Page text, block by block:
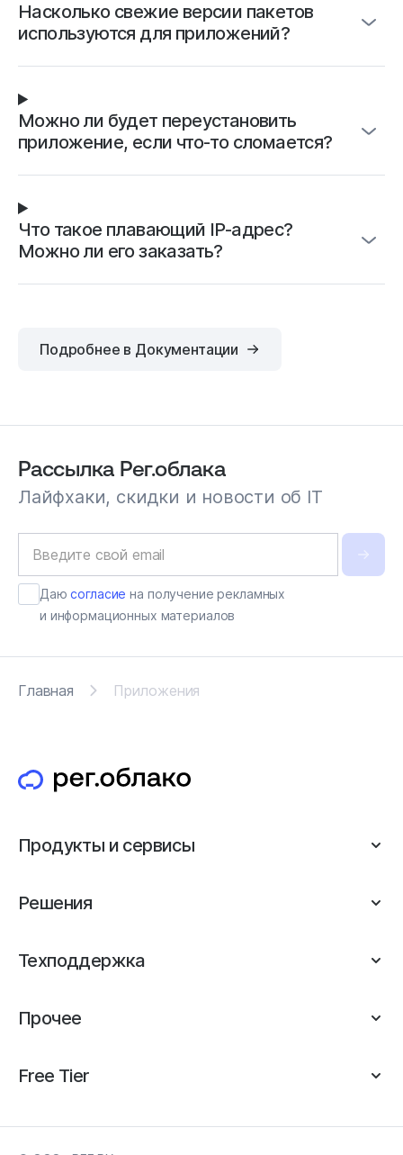
Насколько свежие версии пакетов
используются для приложений?
Можно ли будет переустановить
приложение, если что-то сломается?
Что такое плавающий IP-адрес?
Можно ли его заказать?
Подробнее в Документации
Рассылка Рег.облака
Лайфхаки, скидки и новости об IT
Даюсогласие на получение рекламных
и информационных материалов
Главная Приложения
Продукты и сервисы
Решения
Техподдержка
Прочее
Free Tier